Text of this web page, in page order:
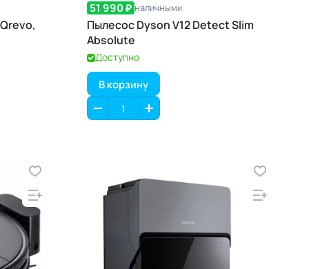
51 990 ₽ наличными
Пылесос Dyson V12 Detect Slim
Absolute
Доступно
В корзину